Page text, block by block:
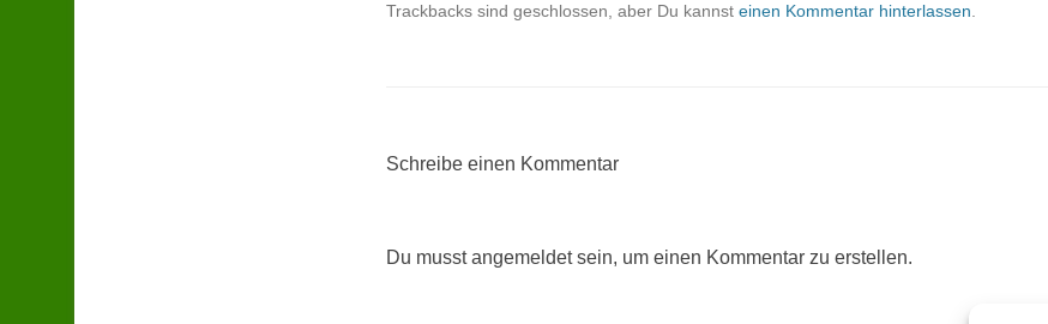
Trackbacks sind geschlossen, aber Du kannst einen Kommentar hinterlassen
Schreibe einen Kommentar
Du musst angemeldet sein, um einen Kommentar zu erstellen.